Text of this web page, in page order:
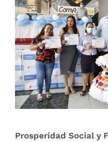
Prosperidad Social y